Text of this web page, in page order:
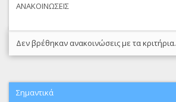
ΑΝΑΚΟΙΝΩΣΕΙΣ
Δεν βρέθηκαν ανακοινώσεις με τα κριτήρια.
Σημαντικά